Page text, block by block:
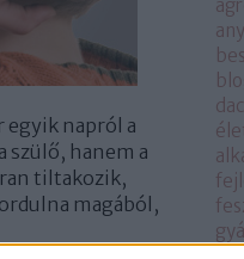
egyik napról a
hanem a
tiltakozik,
magából,